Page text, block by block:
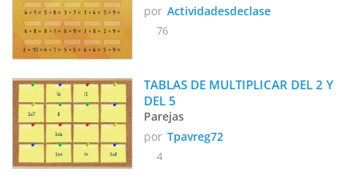
por Actividadesdeclase
76
TABLAS DE MULTIPLICAR DEL 2 Y
DEL 5
Parejas
por Tpavreg72
4